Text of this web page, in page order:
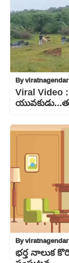
Byviratnagendar
Viral Video
Byviratnagendar
భర్త నాలుక